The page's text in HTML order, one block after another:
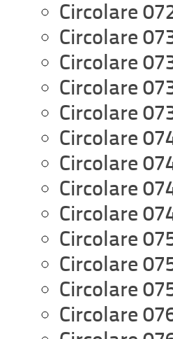
Circolare
Circolare
Circolare
Circolare
Circolare
Circolare
Circolare
Circolare
Circolare
Circolare
Circolare
Circolare
Circolare